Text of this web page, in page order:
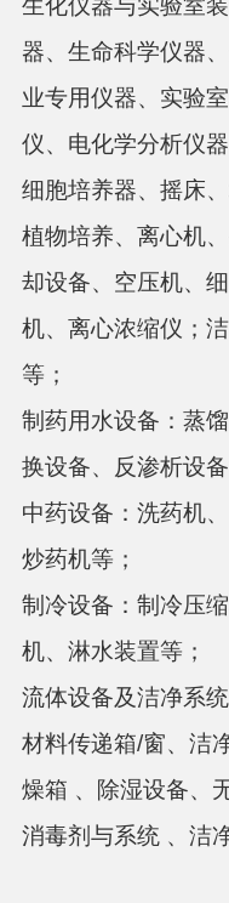
器、生命科学仪器
业专用仪器、实验
仪、电化学分析仪
细胞培养器、摇床
植物培养、离心机
却设备、空压机、
机、离心浓缩仪；
等；
制药用水设备： 蒸
换设备、反渗析设备
中药设备： 洗药机、
炒药机等；
制冷设备： 制冷压
机、淋水装置等；
流体设备及洁净系统
材料传递箱/窗、洁
燥箱 、除湿设备、
消毒剂与系统 、洁